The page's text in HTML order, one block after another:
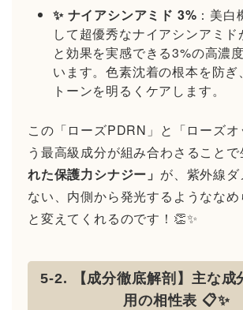
✨ ナイアシンアミド 3% ：美白
して超優秀なナイアシンアミド
と効果を実感できる3%の高濃
います。色素沈着の根本を防ぎ
トーンを明るくケアします。
この「ローズPDRN」と「ローズ
う最高級成分が組み合わさることで
れた保護力シナジー」 が、紫外線
ない、内側から発光するようなな
と変えてくれるのです！👏✨
5-2. 【成分徹底解剖】主な成
用の相性表 📋✨